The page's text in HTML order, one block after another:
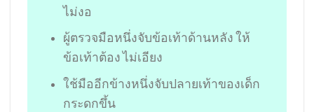
ไม่งอ
ผู้ตรวจมือหนึ่งจับข้อเท้าด้านหลัง ให้
ข้อเท้าต้อง ไม่เอียง
ใช้มืออีกข้างหนึ่งจับปลายเท้าของเด็ก
กระดกขึ้น